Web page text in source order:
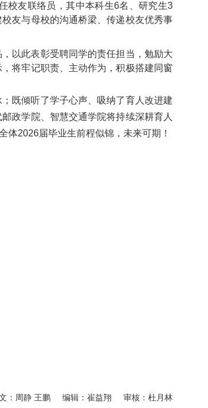
校友联络员，其中本科生6名、研究生3
友与母校的沟通桥梁、传递校友优秀事
以此表彰受聘同学的责任担当，勉励大
将牢记职责、主动作为，积极搭建同窗
既倾听了学子心声、吸纳了育人改进建
政学院、智慧交通学院将持续深耕育人
2026届毕业生前程似锦，未来可期！
：周静 王鹏 编辑：崔益翔 审核：杜月林